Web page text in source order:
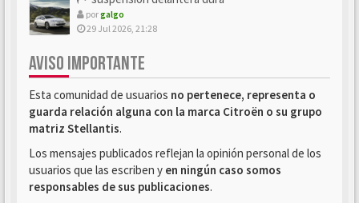
porgalgo
29 Jul 2026, 21:28
AVISO IMPORTANTE
Esta comunidad de usuarios no pertenece, representa o
guarda relación alguna con la marca Citroën o su grupo
matriz Stellantis.
Los mensajes publicados reflejan la opinión personal de los
usuarios que las escriben y en ningún caso somos
responsables de sus publicaciones.